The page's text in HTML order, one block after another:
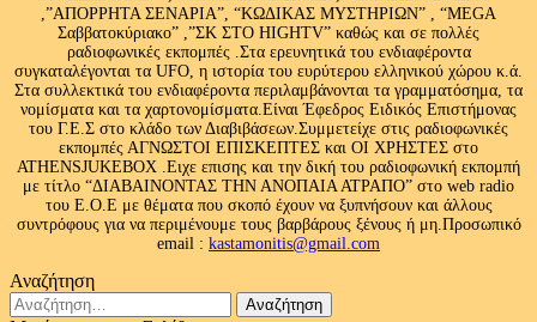
,”ΑΠΟΡΡΗΤΑ ΣΕΝΑΡΙΑ”, “ΚΩΔΙΚΑΣ ΜΥΣΤΗΡΙΩΝ” , “MEGA
Σαββατοκύριακο” ,”ΣΚ ΣΤΟ HIGHTV” καθώς και σε πολλές
ραδιοφωνικές εκπομπές .Στα ερευνητικά του ενδιαφέροντα
συγκαταλέγονται τα UFO, η ιστορία του ευρύτερου ελληνικού χώρου κ.ά.
Στα συλλεκτικά του ενδιαφέροντα περιλαμβάνονται τα γραμματόσημα, τα
νομίσματα και τα χαρτονομίσματα.Είναι Έφεδρος Ειδικός Επιστήμονας
του Γ.Ε.Σ στο κλάδο των Διαβιβάσεων.Συμμετείχε στις ραδιοφωνικές
εκπομπές ΑΓΝΩΣΤΟΙ ΕΠΙΣΚΕΠΤΕΣ και ΟΙ ΧΡΗΣΤΕΣ στο
ATHENSJUKEBOX .Ειχε επισης και την δική του ραδιοφωνική εκπομπή
με τίτλο “ΔΙΑΒΑΙΝΟΝΤΑΣ ΤΗΝ ΑΝΟΠΑΙΑ ΑΤΡΑΠΟ” στο web radio
του Ε.Ο.Ε με θέματα που σκοπό έχουν να ξυπνήσουν και άλλους
συντρόφους για να περιμένουμε τους βαρβάρους ξένους ή μη.Προσωπικό
email : kastamonitis@gmail.com
Αναζήτηση
Αναζήτηση